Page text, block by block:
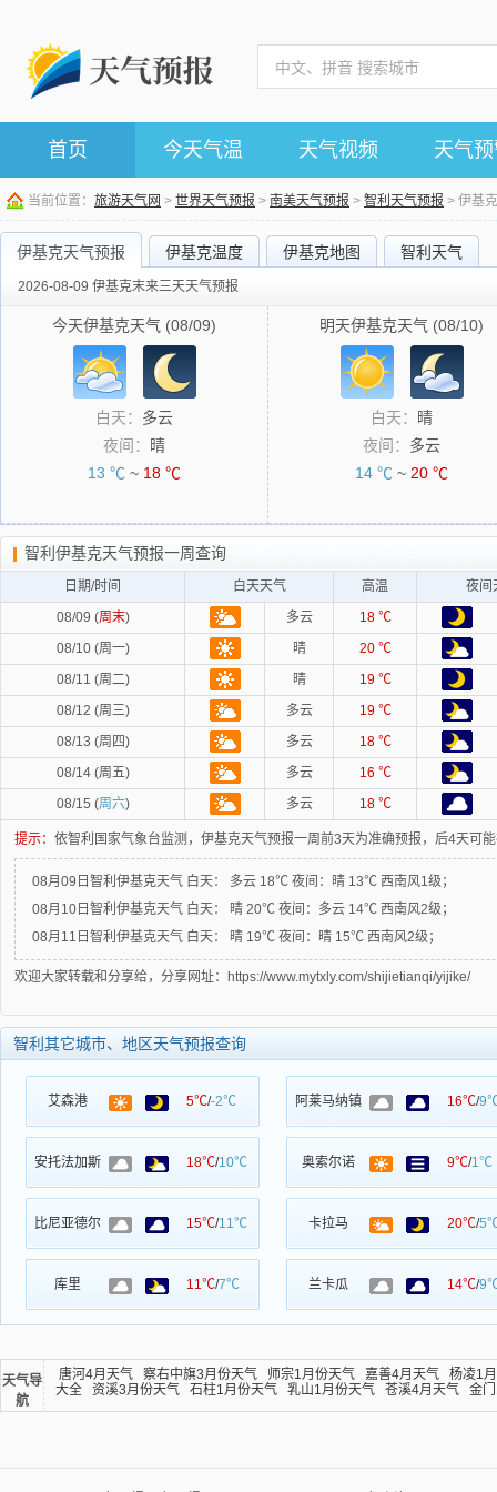
首页 今天气温 天气视频 天气
当前位置： 旅游天气网 > 世界天气预报 > 南美天气预报 > 智利天气预报 > 伊基
伊基克天气预报 伊基克温度 伊基克地图 智利天气
2026-08-09 伊基克末来三天天气预报
今天伊基克天气 (08/09)
白天： 多云
夜间：
晴
13 ℃ ~ 18 ℃
明天伊基克天气 (08/10)
白天：
晴
夜间： 多云
14 ℃ ~ 20 ℃
智利伊基克天气预报一周查询
日期/时间 白天天气 高温
夜间
08/09 (周末) 多云
18 ℃
08/10 (周一)
晴
20 ℃
08/11 (周二)
晴
19 ℃
08/12 (周三)
多云
19 ℃
08/13 (周四)
多云
18 ℃
08/14 (周五)
多云
16 ℃
08/15 (周六) 多云 18 ℃
提示： 依智利国家气象台监测，伊基克天气预报一周前3天为准确预报，后4天可
08月09日智利伊基克天气 白天： 多云 18℃ 夜间： 晴 13℃ 西南风1级；
08月10日智利伊基克天气 白天： 晴 20℃ 夜间： 多云 14℃ 西南风2级；
08月11日智利伊基克天气 白天： 晴 19℃ 夜间： 晴 15℃ 西南风2级；
欢迎大家转载和分享给，分享网址：https://www.mytxly.com/shijietianqi/yijike/
智利其它城市、地区天气预报查询
艾森港 5℃/-2℃ 阿莱马纳镇 16℃/
安托法加斯 18℃/10℃ 奥索尔诺 9℃/1℃
比尼亚德尔 15℃/11℃ 卡拉马 20℃/
库里 11℃/7℃ 兰卡瓜 14℃/
天气导
航
唐河4月天气 察右中旗3月份天气 师宗1月份天气 嘉善4月天气
杨凌1
大全
资溪3月份天气 石柱1月份天气 乳山1月份天气 苍溪4月天气 金